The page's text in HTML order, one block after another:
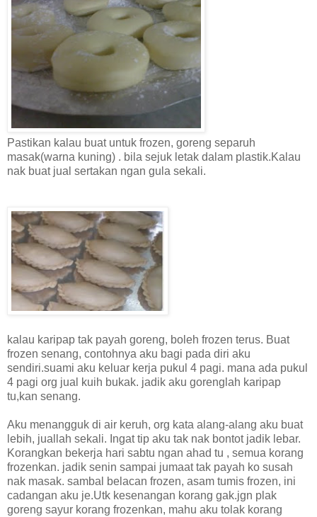
Pastikan kalau buat untuk frozen, goreng separuh
masak(warna kuning) . bila sejuk letak dalam plastik.Kalau
nak buat jual sertakan ngan gula sekali.
kalau karipap tak payah goreng, boleh frozen terus. Buat
frozen senang, contohnya aku bagi pada diri aku
sendiri.suami aku keluar kerja pukul 4 pagi. mana ada pukul
4 pagi org jual kuih bukak. jadik aku gorenglah karipap
tu,kan senang.
Aku menangguk di air keruh, org kata alang-alang aku buat
lebih, juallah sekali. Ingat tip aku tak nak bontot jadik lebar.
Korangkan bekerja hari sabtu ngan ahad tu , semua korang
frozenkan. jadik senin sampai jumaat tak payah ko susah
nak masak. sambal belacan frozen, asam tumis frozen, ini
cadangan aku je.Utk kesenangan korang gak.jgn plak
goreng sayur korang frozenkan, mahu aku tolak korang